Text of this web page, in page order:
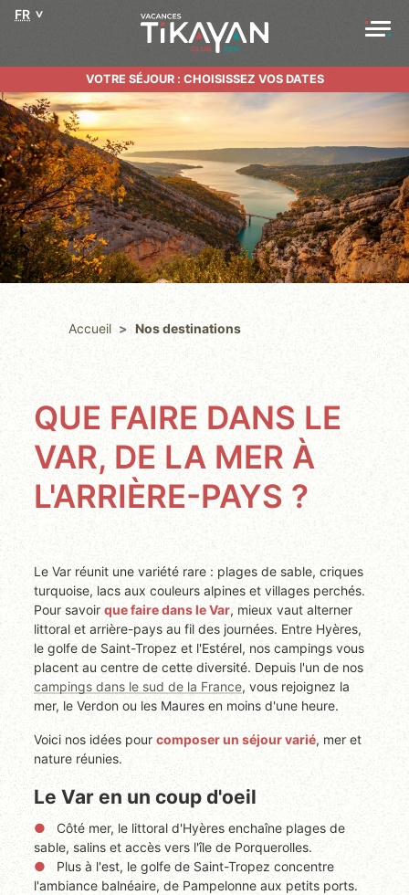
FR
VOTRE SÉJOUR : CHOISISSEZ VOS DATES
Accueil Nos destinations
QUE FAIRE DANS LE
VAR, DE LA MER À
L'ARRIÈRE-PAYS ?
Le Var réunit une variété rare : plages de sable, criques
turquoise, lacs aux couleurs alpines et villages perchés.
Pour savoirque faire dans le Var, mieux vaut alterner
littoral et arrière-pays au fil des journées. Entre Hyères,
le golfe de Saint-Tropez et l'Estérel, nos campings vous
placent au centre de cette diversité. Depuis l'un de nos
campings dans le sud de la France, vous rejoignez la
mer, le Verdon ou les Maures en moins d'une heure.
Voici nos idées pourcomposer un séjour varié, mer et
nature réunies.
Le Var en un coup d'oeil
Côté mer, le littoral d'Hyères enchaîne plages de
sable, salins et accès vers l'île de Porquerolles.
Plus à l'est, le golfe de Saint-Tropez concentre
l'ambiance balnéaire, de Pampelonne aux petits ports.